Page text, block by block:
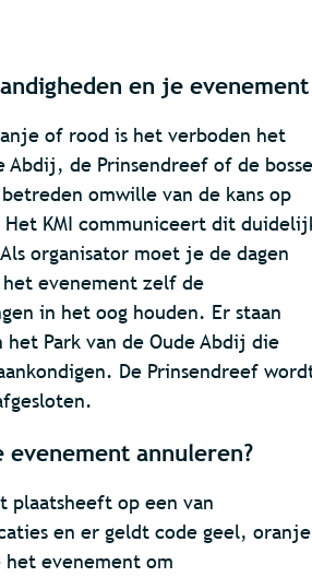
en je evenement
of rood is het verboden het
Abdij, de Prinsendreef of de
omwille van de kans op
KMI communiceert dit
organisator moet je de dagen
het evenement zelf de
in het oog houden. Er staan
het Park van de Oude Abdij die
De Prinsendreef
evenement annuleren?
plaatsheeft op een van
en er geldt code geel, oranje
evenement om